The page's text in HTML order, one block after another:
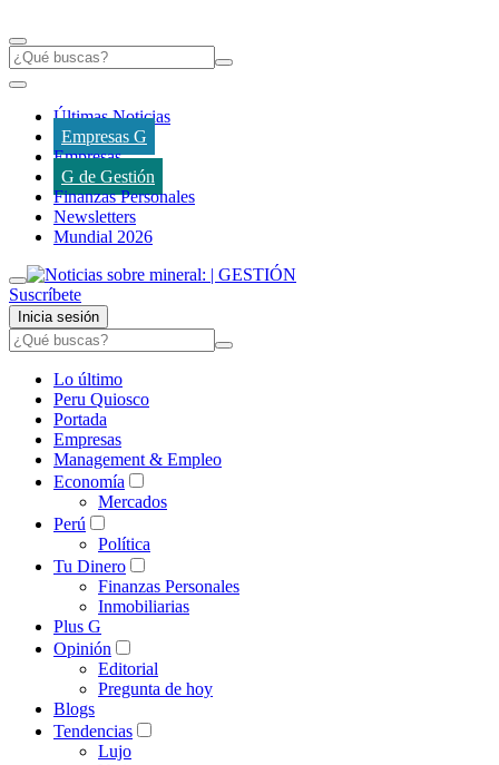
Últimas Noticias
Empresas G
Empresas
G de Gestión
Finanzas Personales
Newsletters
Mundial 2026
Suscríbete
Inicia sesión
Lo último
Peru Quiosco
Portada
Empresas
Management & Empleo
Economía
Mercados
Perú
Política
Tu Dinero
Finanzas Personales
Inmobiliarias
Plus G
Opinión
Editorial
Pregunta de hoy
Blogs
Tendencias
Lujo